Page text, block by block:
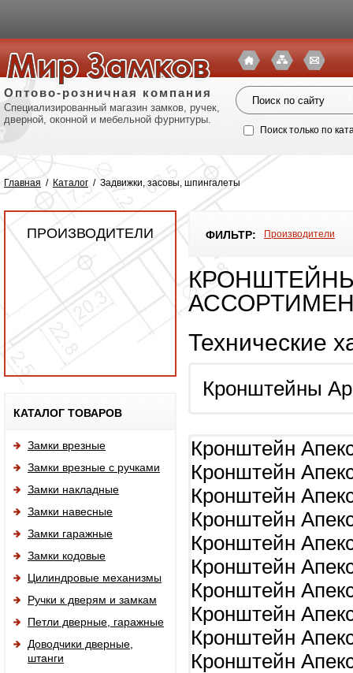
Оптово-розничная компания
Специализированный магазин замков, ручек,
дверной, оконной и мебельной фурнитуры.
Поиск только по
Главная / Каталог / Задвижки, засовы, шпингалеты
ПРОИЗВОДИТЕЛИ
КАТАЛОГ ТОВАРОВ
Замки врезные
Замки врезные с ручками
Замки накладные
Замки навесные
Замки гаражные
Замки кодовые
Цилиндровые механизмы
Ручки к дверям и замкам
Петли дверные, гаражные
Доводчики дверные,
штанги
ФИЛЬТР: Производители
КРОНШТЕЙНЫ
Технические
Кронштейны
Кронштейн
Кронштейн
Кронштейн
Кронштейн
Кронштейн
Кронштейн
Кронштейн
Кронштейн
Кронштейн
Кронштейн